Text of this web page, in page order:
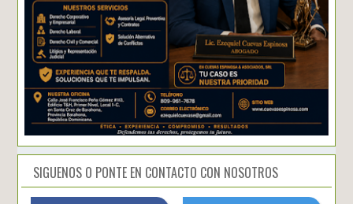
SIGUENOS O PONTE EN CONTACTO CON NOSOTROS